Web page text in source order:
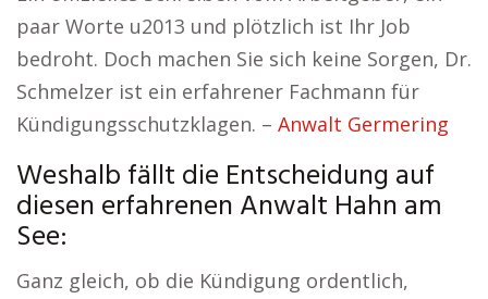
paar Worte u2013 und plötzlich ist Ihr Job
bedroht. Doch machen Sie sich keine Sorgen, Dr.
Schmelzer ist ein erfahrener Fachmann für
Kündigungsschutzklagen. – Anwalt Germering
Weshalb fällt die Entscheidung auf
diesen erfahrenen Anwalt Hahn am
See:
Ganz gleich, ob die Kündigung ordentlich,